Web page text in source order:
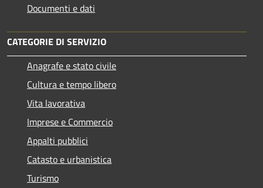
Documenti e dati
CATEGORIE DI SERVIZIO
Anagrafe e stato civile
Cultura e tempo libero
Vita lavorativa
Imprese e Commercio
Appalti pubblici
Catasto e urbanistica
Turismo